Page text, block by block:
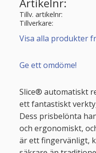
Artikelnr
Tillv. artikelnr
Tillverkare
Visa alla produkter
Ge ett omdöme!
Slice® automatiskt
ett fantastiskt
Dess prisbelönta
och ergonomiskt,
är ett fingervänligt,